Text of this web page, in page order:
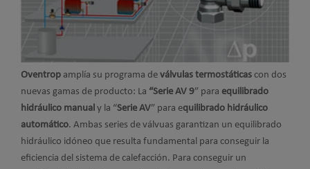
Oventrop amplía su programa de válvulas termostáticas con dos
nuevas gamas de producto: La “Serie AV 9” para equilibrado
hidráulico manual y la “Serie AV” para equilibrado hidráulico
automático. Ambas series de válvuas garantizan un equilibrado
hidráulico idóneo que resulta fundamental para conseguir la
eficiencia del sistema de calefacción. Para conseguir un